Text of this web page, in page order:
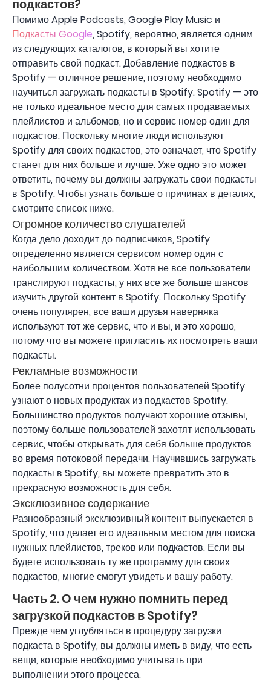
подкастов?
Помимо Apple Podcasts, Google Play Music и
Подкасты Google, Spotify, вероятно, является одним
из следующих каталогов, в который вы хотите
отправить свой подкаст. Добавление подкастов в
Spotify — отличное решение, поэтому необходимо
научиться загружать подкасты в Spotify. Spotify — это
не только идеальное место для самых продаваемых
плейлистов и альбомов, но и сервис номер один для
подкастов. Поскольку многие люди используют
Spotify для своих подкастов, это означает, что Spotify
станет для них больше и лучше. Уже одно это может
ответить, почему вы должны загружать свои подкасты
в Spotify. Чтобы узнать больше о причинах в деталях,
смотрите список ниже.
Огромное количество слушателей
Когда дело доходит до подписчиков, Spotify
определенно является сервисом номер один с
наибольшим количеством. Хотя не все пользователи
транслируют подкасты, у них все же больше шансов
изучить другой контент в Spotify. Поскольку Spotify
очень популярен, все ваши друзья наверняка
используют тот же сервис, что и вы, и это хорошо,
потому что вы можете пригласить их посмотреть ваши
подкасты.
Рекламные возможности
Более полусотни процентов пользователей Spotify
узнают о новых продуктах из подкастов Spotify.
Большинство продуктов получают хорошие отзывы,
поэтому больше пользователей захотят использовать
сервис, чтобы открывать для себя больше продуктов
во время потоковой передачи. Научившись загружать
подкасты в Spotify, вы можете превратить это в
прекрасную возможность для себя.
Эксклюзивное содержание
Разнообразный эксклюзивный контент выпускается в
Spotify, что делает его идеальным местом для поиска
нужных плейлистов, треков или подкастов. Если вы
будете использовать ту же программу для своих
подкастов, многие смогут увидеть и вашу работу.
Часть 2. О чем нужно помнить перед
загрузкой подкастов в Spotify?
Прежде чем углубляться в процедуру загрузки
подкаста в Spotify, вы должны иметь в виду, что есть
вещи, которые необходимо учитывать при
выполнении этого процесса.